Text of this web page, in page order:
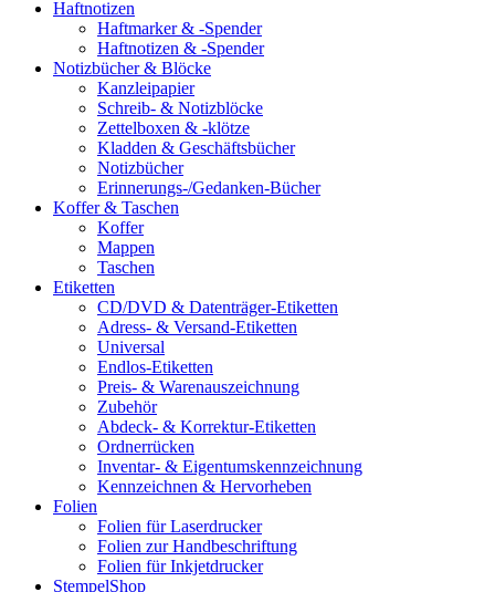
Haftnotizen
Haftmarker & -Spender
Haftnotizen & -Spender
Notizbücher & Blöcke
Kanzleipapier
Schreib- & Notizblöcke
Zettelboxen & -klötze
Kladden & Geschäftsbücher
Notizbücher
Erinnerungs-/Gedanken-Bücher
Koffer & Taschen
Koffer
Mappen
Taschen
Etiketten
CD/DVD & Datenträger-Etiketten
Adress- & Versand-Etiketten
Universal
Endlos-Etiketten
Preis- & Warenauszeichnung
Zubehör
Abdeck- & Korrektur-Etiketten
Ordnerrücken
Inventar- & Eigentumskennzeichnung
Kennzeichnen & Hervorheben
Folien
Folien für Laserdrucker
Folien zur Handbeschriftung
Folien für Inkjetdrucker
StempelShop